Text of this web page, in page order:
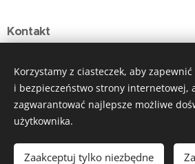
Kontakt
Języki
Korzystamy z ciasteczek, aby
i bezpieczeństwo strony internetowej,
zagwarantować najlepsze możliwe
użytkownika.
Zaakceptuj tylko niezbędne